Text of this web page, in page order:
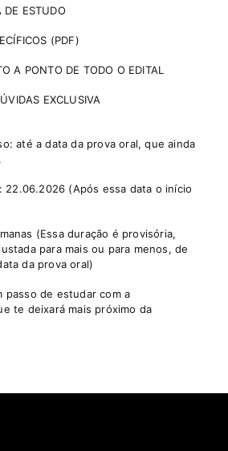
DE ESTUDO
(PDF)
A PONTO DE TODO O EDITAL
EXCLUSIVA
até a data da prova oral, que ainda
22.06.2026 (Após essa data o início
(Essa duração é provisória,
para mais ou para menos, de
da prova oral)
passo de estudar com a
te deixará mais próximo da